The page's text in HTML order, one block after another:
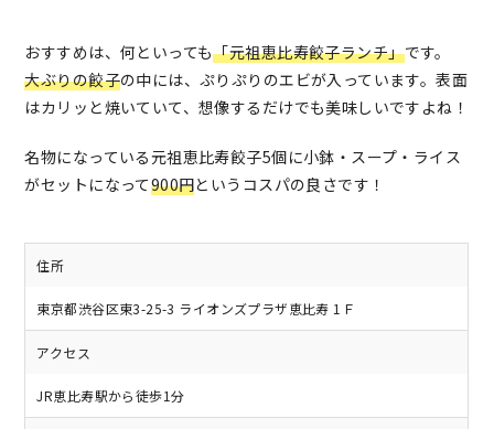
おすすめは、何といっても「元祖恵比寿餃子ランチ」です。
大ぶりの餃子の中には、ぷりぷりのエビが入っています。表面
はカリッと焼いていて、想像するだけでも美味しいですよね！
名物になっている元祖恵比寿餃子5個に小鉢・スープ・ライス
がセットになって900円というコスパの良さです！
住所
東京都渋谷区東3-25-3 ライオンズプラザ恵比寿 1Ｆ
アクセス
JR恵比寿駅から徒歩1分